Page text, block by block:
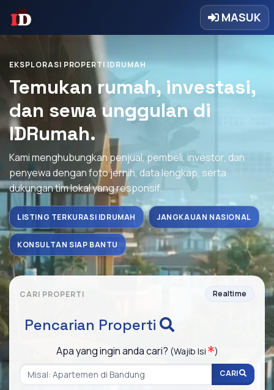
MASUK
EKSPLORASI PROPERTI IDRUMAH
Temukan rumah, investasi,
dan sewa unggulan di
IDRumah.
Kami menghubungkan penjual, pembeli, investor, dan
penyewa dengan foto jernih, data lengkap, serta
dukungan tim lokal yang responsif.
LISTING TERKURASI IDRUMAH JANGKAUAN NASIONAL
KONSULTAN SIAP BANTU
CARI PROPERTI Realtime
Pencarian Properti
Apa yang ingin anda cari? (Wajib Isi )
CARI